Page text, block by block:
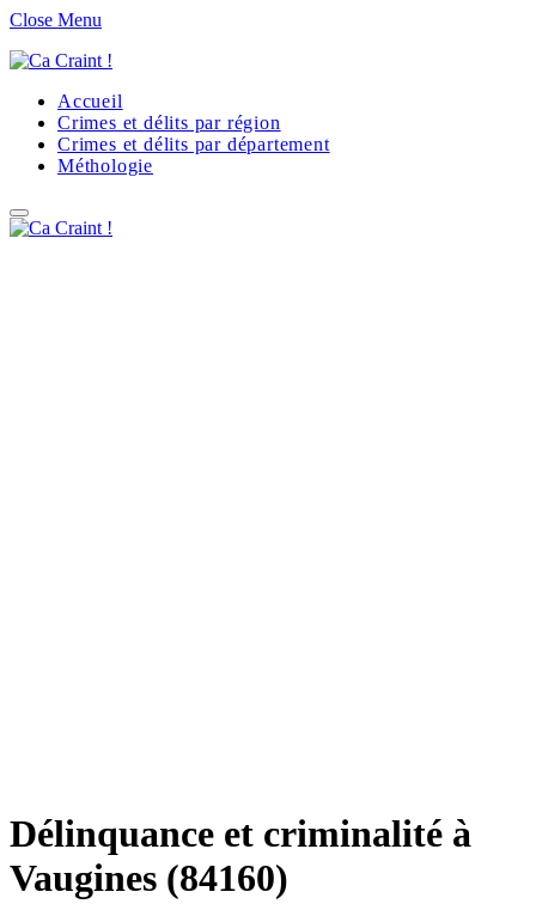
Close Menu
Accueil
Crimes et délits par région
Crimes et délits par département
Méthologie
Délinquance et criminalité à
Vaugines (84160)